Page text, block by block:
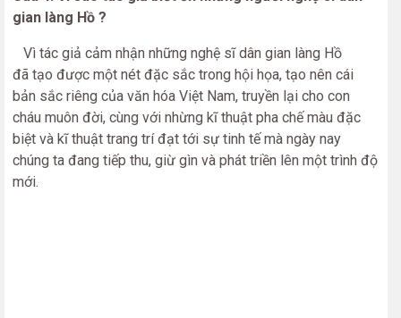
gian làng Hồ ?
Vì tác giả cảm nhận những nghệ sĩ dân gian làng Hồ
đã tạo được một nét đặc sắc trong hội họa, tạo nên cái
bản sắc riêng của văn hóa Việt Nam, truyền lại cho con
cháu muôn đời, cùng với nhừng kĩ thuật pha chế màu đặc
biệt và kĩ thuật trang trí đạt tới sự tinh tế mà ngày nay
chúng ta đang tiếp thu, giừ gìn và phát triền lên một trình độ
mới.